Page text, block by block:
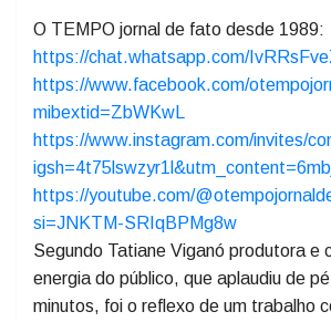
de alimentos que posteriormente
para famílias em situação de
O TEMPO jornal de fato desde 1989:
https://chat.whatsapp.com/
https://www.facebook.com/
mibextid=ZbWKwL
https://www.instagram.com/invites/
https://youtube.com/
si=JNKTM-SRIqBPMg8w